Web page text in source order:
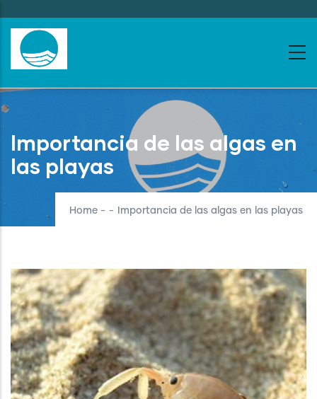
to
main
content
Importancia de las algas en
las playas
Home - - Importancia de las algas en las playas